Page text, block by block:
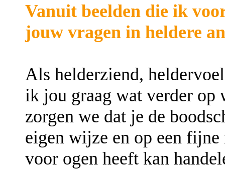
Vanuit beelden die ik
jouw vragen in heldere
Als helderziend,
ik jou graag wat verder op
zorgen we dat je de
eigen wijze en op een
voor ogen heeft kan